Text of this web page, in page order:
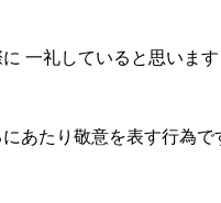
一礼していると思います
あたり敬意を表す行為で